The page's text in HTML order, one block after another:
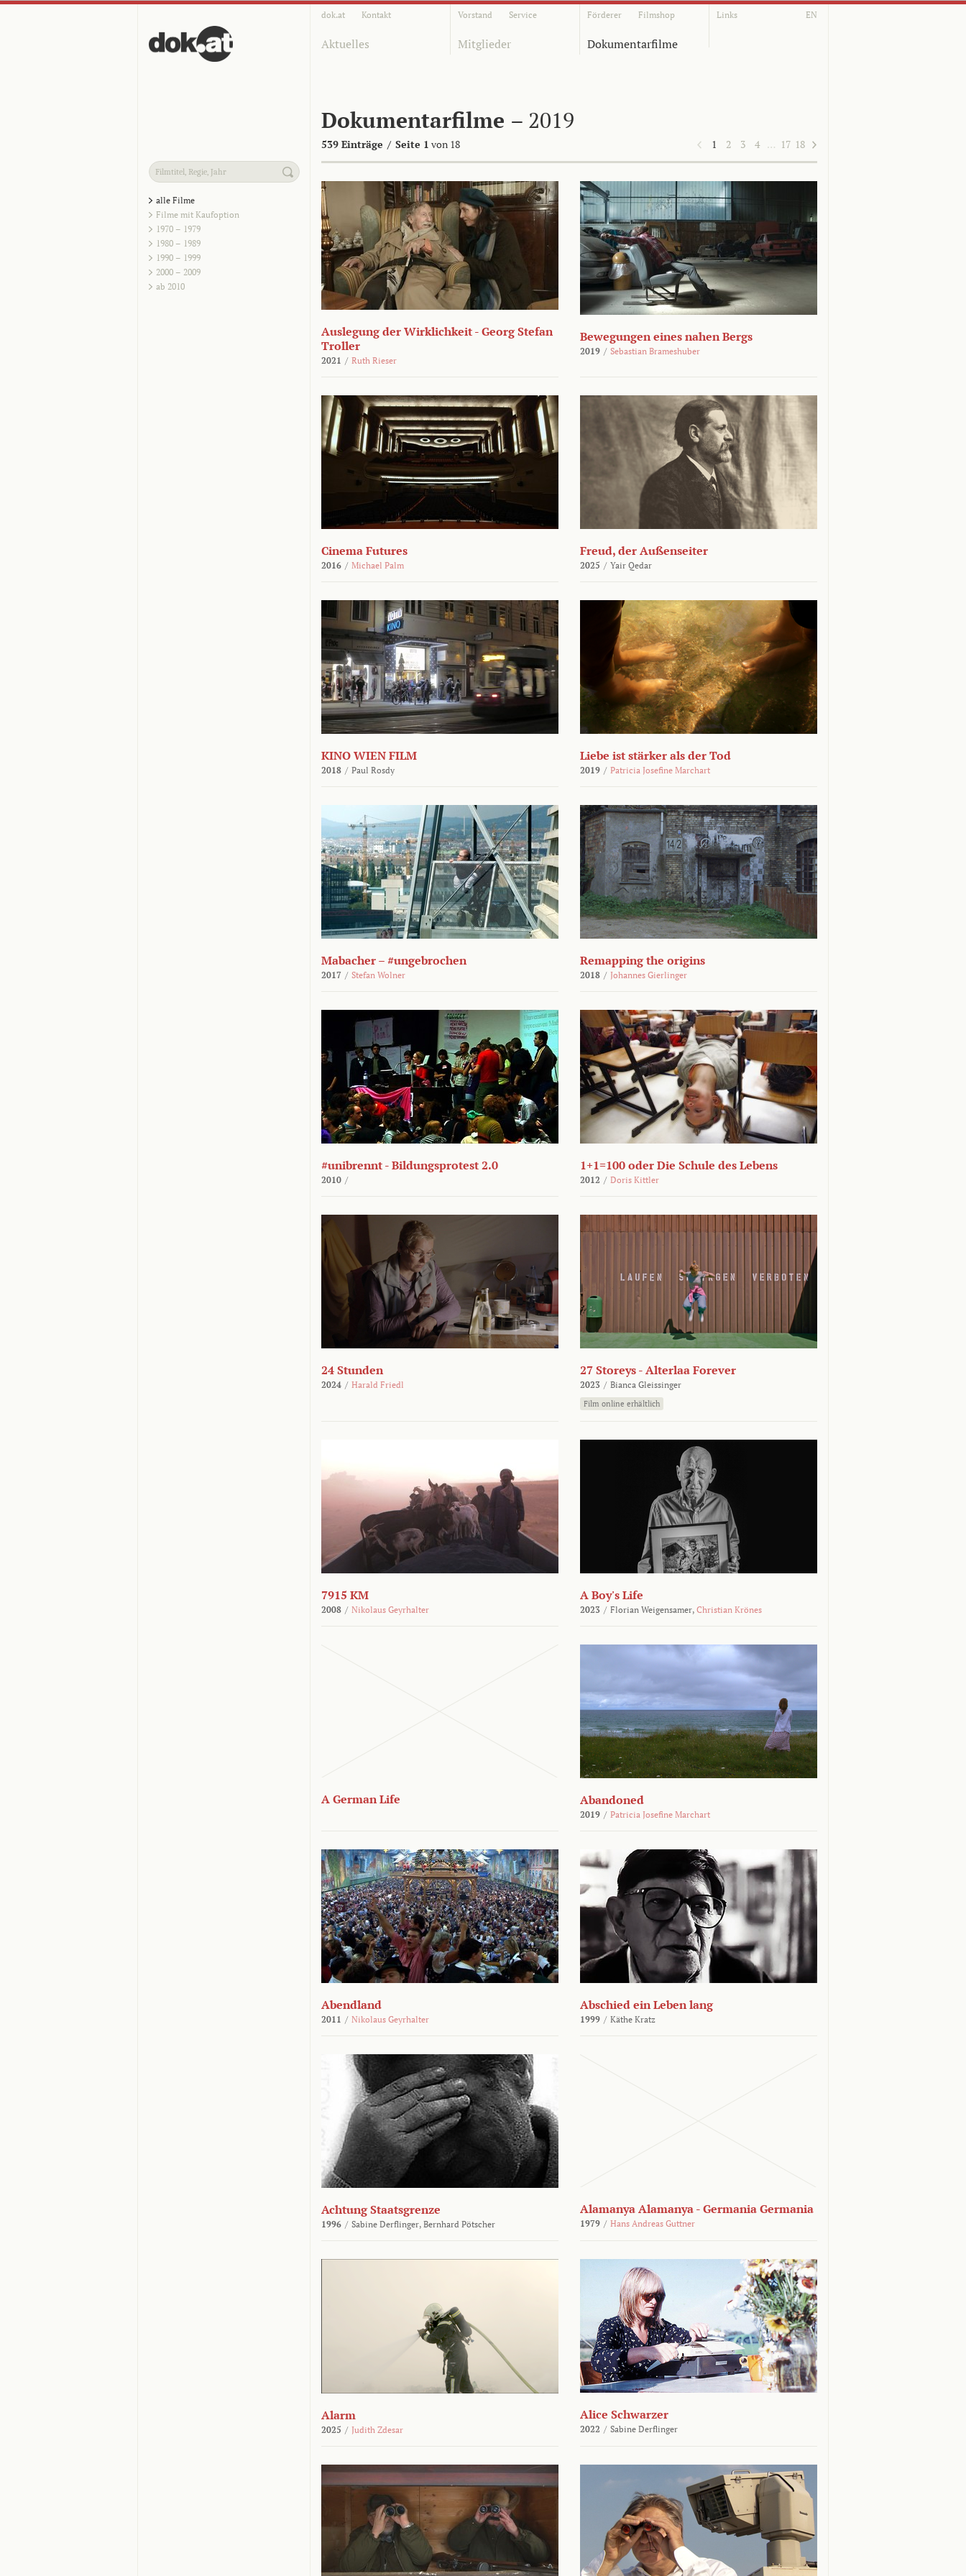
dok.at Kontakt Vorstand Service Förderer Filmshop Links EN
Aktuelles Mitglieder Dokumentarfilme
Dokumentarfilme – 2019
539 Einträge / Seite 1 von 18 1 2 3 4 … 17 18
alle Filme
Filme mit Kaufoption
1970 – 1979
1980 – 1989
1990 – 1999
2000 – 2009
ab 2010
Auslegung der Wirklichkeit - Georg Stefan
Troller
2021 / Ruth Rieser
Bewegungen eines nahen Bergs
2019 / Sebastian Brameshuber
Cinema Futures
2016 / Michael Palm
Freud, der Außenseiter
2025 / Yair Qedar
KINO WIEN FILM
2018 / Paul Rosdy
Liebe ist stärker als der Tod
2019 / Patricia Josefine Marchart
Mabacher – #ungebrochen
2017 / Stefan Wolner
Remapping the origins
2018 / Johannes Gierlinger
#unibrennt - Bildungsprotest 2.0
2010 /
1+1=100 oder Die Schule des Lebens
2012 / Doris Kittler
24 Stunden
2024 / Harald Friedl
27 Storeys - Alterlaa Forever
2023 / Bianca Gleissinger
Film online erhältlich
7915 KM
2008 / Nikolaus Geyrhalter
A Boy's Life
2023 / Florian Weigensamer, Christian Krönes
A German Life Abandoned
2019 / Patricia Josefine Marchart
Abendland
2011 / Nikolaus Geyrhalter
Abschied ein Leben lang
1999 / Käthe Kratz
Achtung Staatsgrenze
1996 / Sabine Derflinger, Bernhard Pötscher
Alamanya Alamanya - Germania Germania
1979 / Hans Andreas Guttner
Alarm
2025 / Judith Zdesar
Alice Schwarzer
2022 / Sabine Derflinger